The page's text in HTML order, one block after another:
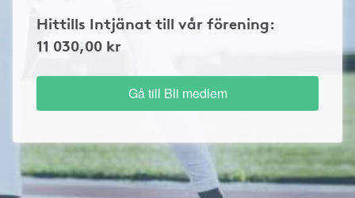
Hittills Intjänat till vår förening:
11 030,00 kr
Gå till Bli medlem